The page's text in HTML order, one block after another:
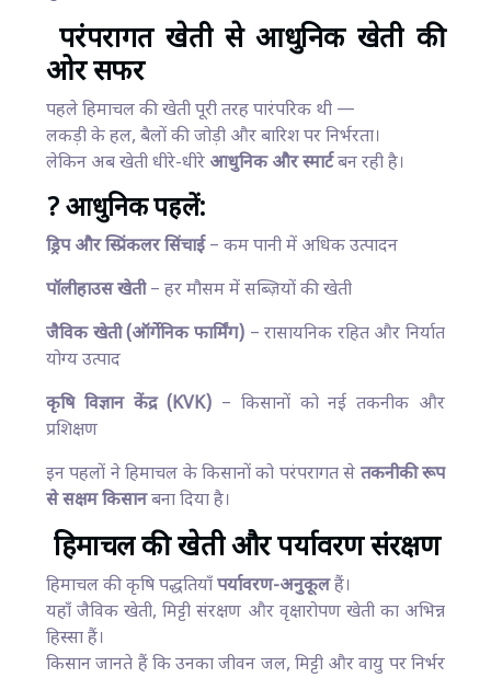
परंपरागत खेती से आधुनिक खेती की
ओर सफर
पहले हिमाचल की खेती पूरी तरह पारंपरिक थी —
लकड़ी के हल, बैलों की जोड़ी और बारिश पर निर्भरता।
लेकिन अब खेती धीरे-धीरे आधुनिक और स्मार्टबन रही है।
? आधुनिक पहलें:
ड्रिप और स्प्रिंकलर सिंचाई– कम पानी में अधिक उत्पादन
पॉलीहाउस खेती– हर मौसम में सब्ज़ियों की खेती
जैविक खेती (ऑर्गेनिक फार्मिंग)– रासायनिक रहित और निर्यात
योग्य उत्पाद
कृषि विज्ञान केंद्र (KVK) – किसानों को नई तकनीक और
प्रशिक्षण
इन पहलों ने हिमाचल के किसानों को परंपरागत से तकनीकी रूप
से सक्षम किसानबना दिया है।
हिमाचल की खेती और पर्यावरण संरक्षण
हिमाचल की कृषि पद्धतियाँपर्यावरण-अनुकूलहैं।
यहाँ जैविक खेती, मिट्टी संरक्षण और वृक्षारोपण खेती का अभिन्न
हिस्सा हैं।
किसान जानते हैं कि उनका जीवन जल, मिट्टी और वायु पर निर्भर